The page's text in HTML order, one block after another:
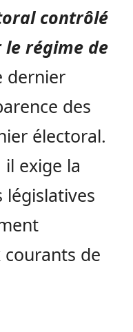
contrôlé
régime de
dernier
des
électoral.
exige la
législatives
de